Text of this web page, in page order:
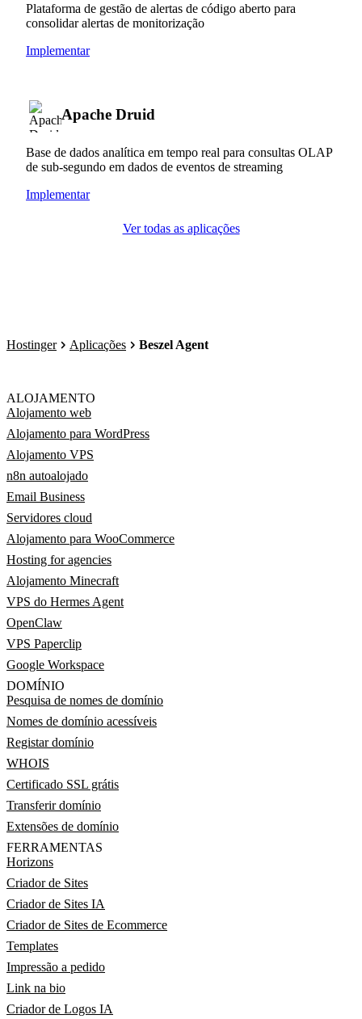
Plataforma de gestão de alertas de código aberto para
consolidar alertas de monitorização
Implementar
Apache Druid
Base de dados analítica em tempo real para consultas OLAP
de sub-segundo em dados de eventos de streaming
Implementar
Ver todas as aplicações
Hostinger Aplicações Beszel Agent
ALOJAMENTO
Alojamento web
Alojamento para WordPress
Alojamento VPS
n8n autoalojado
Email Business
Servidores cloud
Alojamento para WooCommerce
Hosting for agencies
Alojamento Minecraft
VPS do Hermes Agent
OpenClaw
VPS Paperclip
Google Workspace
DOMÍNIO
Pesquisa de nomes de domínio
Nomes de domínio acessíveis
Registar domínio
WHOIS
Certificado SSL grátis
Transferir domínio
Extensões de domínio
FERRAMENTAS
Horizons
Criador de Sites
Criador de Sites IA
Criador de Sites de Ecommerce
Templates
Impressão a pedido
Link na bio
Criador de Logos IA